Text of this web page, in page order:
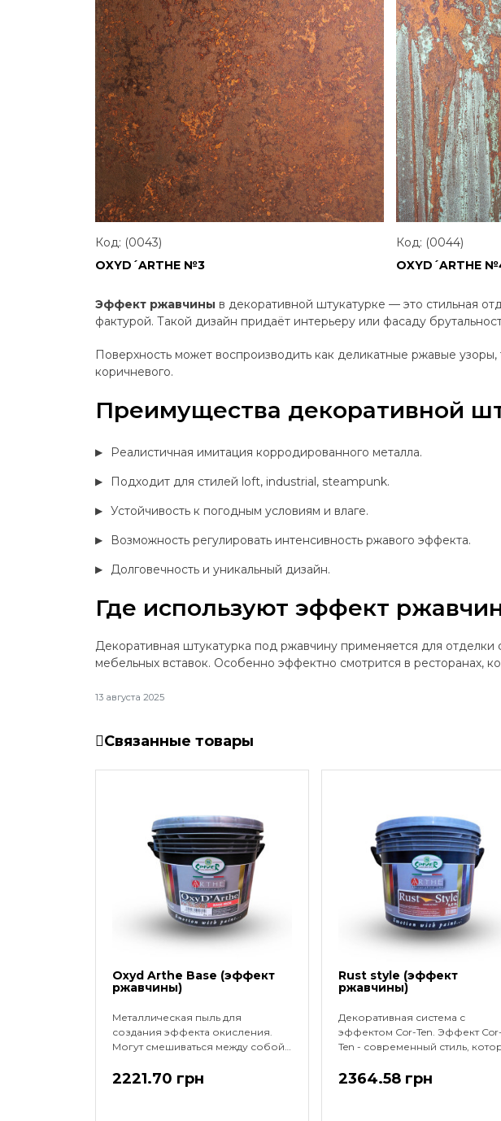
Код: (0043)
OXYD´ARTHE №3
Код: (0044)
OXYD´ARTHE
Эффект ржавчины в декоративной штукатурке — это стильная
фактурой. Такой дизайн придаёт интерьеру или фасаду
Поверхность может воспроизводить как деликатные ржавые
коричневого.
Преимущества декоративной
Реалистичная имитация корродированного металла.
Подходит для стилей loft, industrial, steampunk.
Устойчивость к погодным условиям и влаге.
Возможность регулировать интенсивность ржавого эффекта.
Долговечность и уникальный дизайн.
Где используют эффект
Декоративная штукатурка под ржавчину применяется для
мебельных вставок. Особенно эффектно смотрится в ресторанах,
13 августа 2025
Связанные товары
Oxyd Arthe Base (эффект
ржавчины)
Металлическая пыль для
создания эффекта окисления.
Могут смешиваться между собой
(IRON 65%, COPPER 35%), COPPER
LX (IRON 50%, COPPER 50%).
2221.70 грн
Rust style (эффект
ржавчины)
Декоративная система с
эффектом Сor-Ten. Эффект Сor-
Ten - современный стиль,
помощью бесконечных цветов
оттенков, тепла, света и тени. Он
2364.58 грн